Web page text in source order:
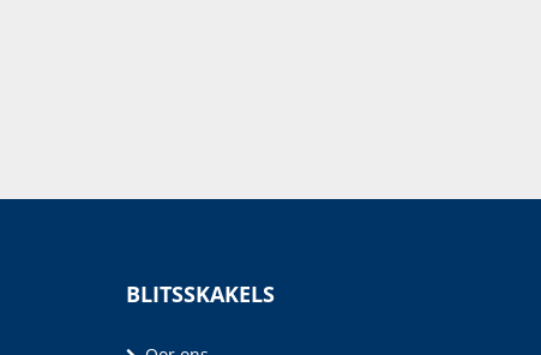
BLITSSKAKELS